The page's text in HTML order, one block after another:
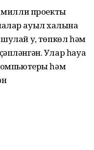
милли проекты
ауыл халҡына
уҡ, төпкөл һәм
Улар һауа
һәм